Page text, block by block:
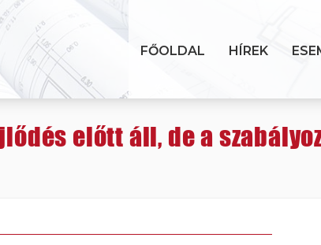
FŐOLDAL HÍREK
előtt áll, de a